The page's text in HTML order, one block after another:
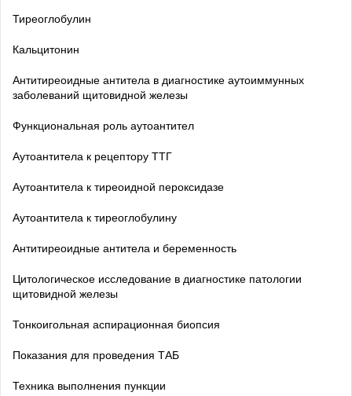
Тиреоглобулин
Кальцитонин
Антитиреоидные антитела в диагностике аутоиммунных
заболеваний щитовидной железы
Функциональная роль аутоантител
Аутоантитела к рецептору ТТГ
Аутоантитела к тиреоидной пероксидазе
Аутоантитела к тиреоглобулину
Антитиреоидные антитела и беременность
Цитологическое исследование в диагностике патологии
щитовидной железы
Тонкоигольная аспирационная биопсия
Показания для проведения ТАБ
Техника выполнения пункции